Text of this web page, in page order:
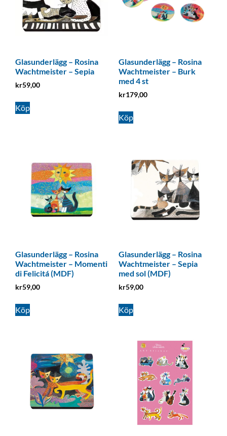
Glasunderlägg – Rosina
Wachtmeister – Sepia
kr59,00
Köp
Glasunderlägg – Rosina
Wachtmeister – Burk
med 4 st
kr179,00
Köp
Glasunderlägg – Rosina
Wachtmeister – Momenti
di Felicitá (MDF)
kr59,00
Köp
Glasunderlägg – Rosina
Wachtmeister – Sepia
med sol (MDF)
kr59,00
Köp